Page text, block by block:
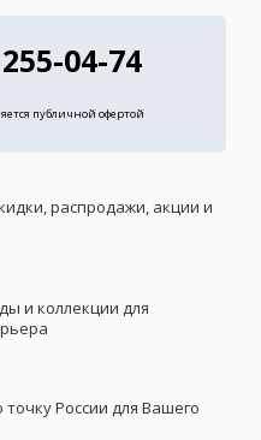
04-74
публичной офертой
распродажи, акции и
и коллекции для
России для Вашего